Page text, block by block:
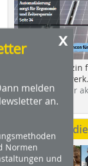
x
melden
an.
Normen
und
Das
Holzbauhandwerk.
Hier geht es zur
dach+holzbau.
Weitere